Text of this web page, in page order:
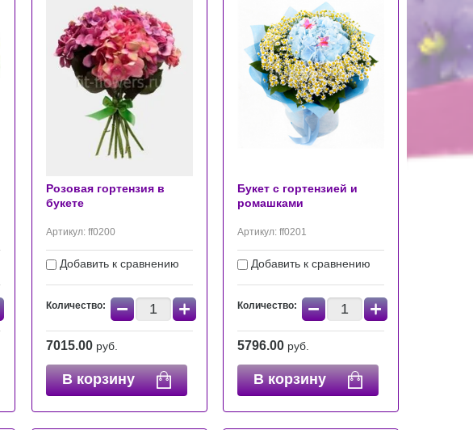
Розовая гортензия в
букете
Артикул:ff0200
Добавить к сравнению
Количество: − +
7015.00 руб.
В корзину
Букет с гортензией и
ромашками
Артикул: ff0201
Добавить к сравнению
Количество: − +
5796.00 руб.
В корзину